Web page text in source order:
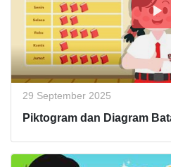
29 September 2025
Piktogram dan Diagram